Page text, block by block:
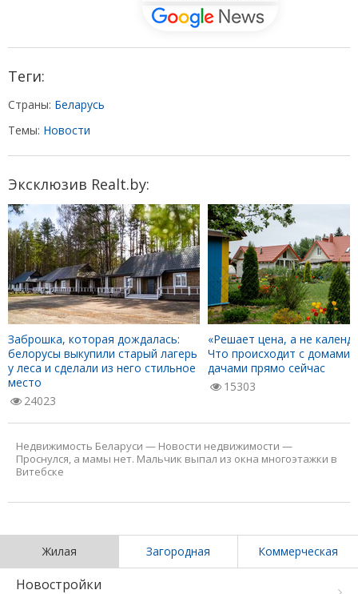
Теги:
Страны: Беларусь
Темы: Новости
Эксклюзив Realt.by:
Заброшка, которая дождалась:
белорусы выкупили старый лагерь
у леса и сделали из него стильное
место
24023
«Решает цена, а не
Что происходит с домами
дачами прямо сейчас
15303
Недвижимость Беларуси — Новости недвижимости —
Проснулся, а мамы нет. Мальчик выпал из окна многоэтажки в
Витебске
Жилая Загородная Коммерческая
Новостройки